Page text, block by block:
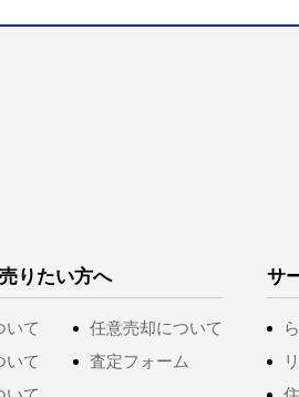
りたい方へ
いて
いて
任意売却について
査定フォーム
サ